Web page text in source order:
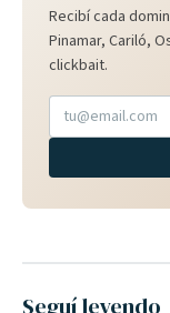
Recibí cada
Pinamar, Cariló,
clickbait.
Seguí leyendo